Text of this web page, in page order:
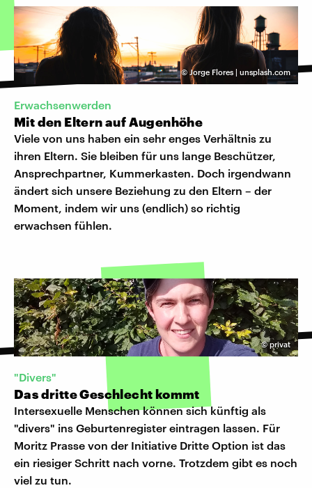
©Jorge Flores | unsplash.com
Erwachsenwerden
Mit den Eltern auf Augenhöhe
Viele von uns haben ein sehr enges Verhältnis zu
ihren Eltern. Sie bleiben für uns lange Beschützer,
Ansprechpartner, Kummerkasten. Doch irgendwann
ändert sich unsere Beziehung zu den Eltern – der
Moment, indem wir uns (endlich) so richtig
erwachsen fühlen.
©privat
"Divers"
Das dritte Geschlecht kommt
Intersexuelle Menschen können sich künftig als
"divers" ins Geburtenregister eintragen lassen. Für
Moritz Prasse von der Initiative Dritte Option ist das
ein riesiger Schritt nach vorne. Trotzdem gibt es noch
viel zu tun.